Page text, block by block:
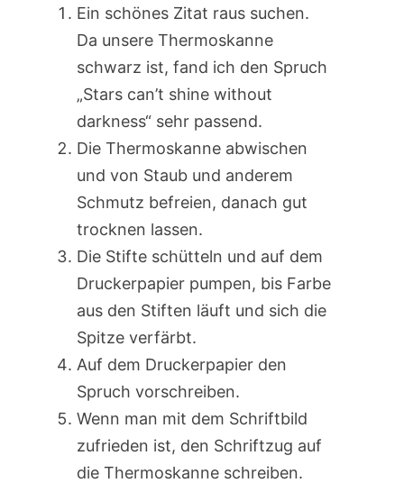
Ein schönes Zitat raus suchen.
Da unsere Thermoskanne
schwarz ist, fand ich den Spruch
„Stars can’t shine without
darkness“ sehr passend.
Die Thermoskanne abwischen
und von Staub und anderem
Schmutz befreien, danach gut
trocknen lassen.
Die Stifte schütteln und auf dem
Druckerpapier pumpen, bis Farbe
aus den Stiften läuft und sich die
Spitze verfärbt.
Auf dem Druckerpapier den
Spruch vorschreiben.
Wenn man mit dem Schriftbild
zufrieden ist, den Schriftzug auf
die Thermoskanne schreiben.